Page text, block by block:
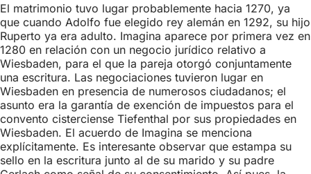
El matrimonio tuvo lugar probablemente hacia 1270, ya
que cuando Adolfo fue elegido rey alemán en 1292, su hijo
Ruperto ya era adulto. Imagina aparece por primera vez en
1280 en relación con un negocio jurídico relativo a
Wiesbaden, para el que la pareja otorgó conjuntamente
una escritura. Las negociaciones tuvieron lugar en
Wiesbaden en presencia de numerosos ciudadanos; el
asunto era la garantía de exención de impuestos para el
convento cisterciense Tiefenthal por sus propiedades en
Wiesbaden. El acuerdo de Imagina se menciona
explícitamente. Es interesante observar que estampa su
sello en la escritura junto al de su marido y su padre